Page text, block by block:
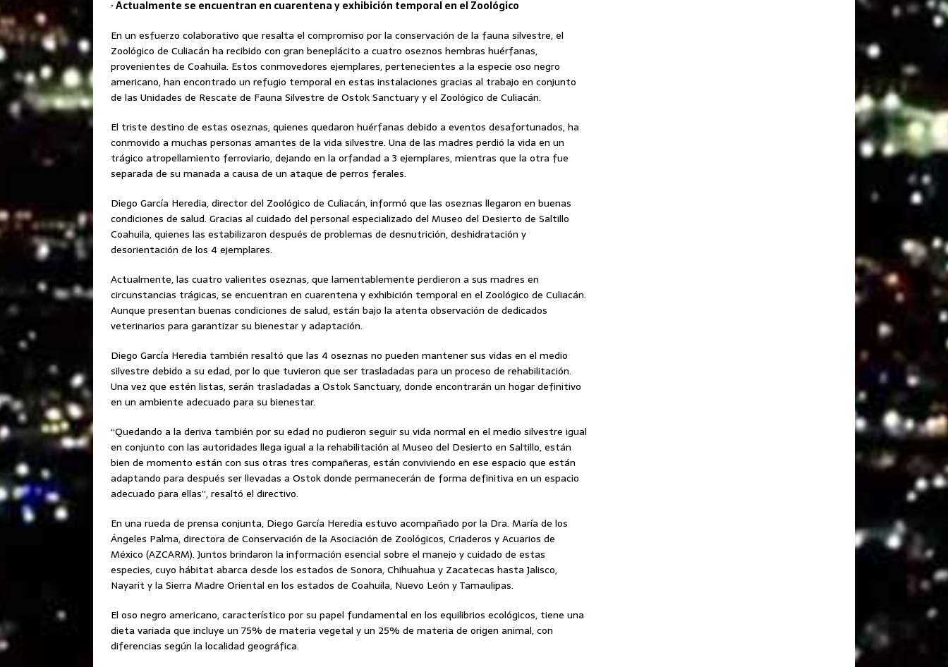
· Actualmente se encuentran en cuarentena y exhibición temporal en el Zoológico
En un esfuerzo colaborativo que resalta el compromiso por la conservación de la fauna silvestre, el
Zoológico de Culiacán ha recibido con gran beneplácito a cuatro oseznos hembras huérfanas,
provenientes de Coahuila. Estos conmovedores ejemplares, pertenecientes a la especie oso negro
americano, han encontrado un refugio temporal en estas instalaciones gracias al trabajo en conjunto
de las Unidades de Rescate de Fauna Silvestre de Ostok Sanctuary y el Zoológico de Culiacán.
El triste destino de estas oseznas, quienes quedaron huérfanas debido a eventos desafortunados, ha
conmovido a muchas personas amantes de la vida silvestre. Una de las madres perdió la vida en un
trágico atropellamiento ferroviario, dejando en la orfandad a 3 ejemplares, mientras que la otra fue
separada de su manada a causa de un ataque de perros ferales.
Diego García Heredia, director del Zoológico de Culiacán, informó que las oseznas llegaron en buenas
condiciones de salud. Gracias al cuidado del personal especializado del Museo del Desierto de Saltillo
Coahuila, quienes las estabilizaron después de problemas de desnutrición, deshidratación y
desorientación de los 4 ejemplares.
Actualmente, las cuatro valientes oseznas, que lamentablemente perdieron a sus madres en
circunstancias trágicas, se encuentran en cuarentena y exhibición temporal en el Zoológico de Culiacán.
Aunque presentan buenas condiciones de salud, están bajo la atenta observación de dedicados
veterinarios para garantizar su bienestar y adaptación.
Diego García Heredia también resaltó que las 4 oseznas no pueden mantener sus vidas en el medio
silvestre debido a su edad, por lo que tuvieron que ser trasladadas para un proceso de rehabilitación.
Una vez que estén listas, serán trasladadas a Ostok Sanctuary, donde encontrarán un hogar definitivo
en un ambiente adecuado para su bienestar.
“Quedando a la deriva también por su edad no pudieron seguir su vida normal en el medio silvestre igual
en conjunto con las autoridades llega igual a la rehabilitación al Museo del Desierto en Saltillo, están
bien de momento están con sus otras tres compañeras, están conviviendo en ese espacio que están
adaptando para después ser llevadas a Ostok donde permanecerán de forma definitiva en un espacio
adecuado para ellas”, resaltó el directivo.
En una rueda de prensa conjunta, Diego García Heredia estuvo acompañado por la Dra. María de los
Ángeles Palma, directora de Conservación de la Asociación de Zoológicos, Criaderos y Acuarios de
México (AZCARM). Juntos brindaron la información esencial sobre el manejo y cuidado de estas
especies, cuyo hábitat abarca desde los estados de Sonora, Chihuahua y Zacatecas hasta Jalisco,
Nayarit y la Sierra Madre Oriental en los estados de Coahuila, Nuevo León y Tamaulipas.
El oso negro americano, característico por su papel fundamental en los equilibrios ecológicos, tiene una
dieta variada que incluye un 75% de materia vegetal y un 25% de materia de origen animal, con
diferencias según la localidad geográfica.